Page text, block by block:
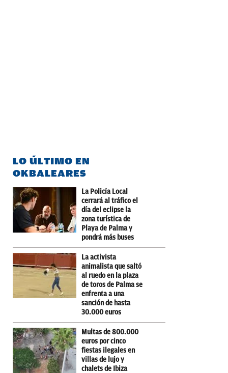
LO ÚLTIMO EN
OKBALEARES
La Policía Local
cerrará al tráfico el
día del eclipse la
zona turística de
Playa de Palma y
pondrá más buses
La activista
animalista que saltó
al ruedo en la plaza
de toros de Palma se
enfrenta a una
sanción de hasta
30.000 euros
Multas de 800.000
euros por cinco
fiestas ilegales en
villas de lujo y
chalets de Ibiza